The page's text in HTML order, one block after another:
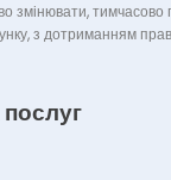
тимчасово
з дотриманням